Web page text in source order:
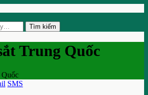
Trung Quốc
SMS